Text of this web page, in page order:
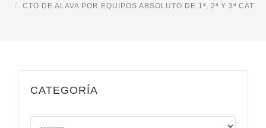
CTO DE ALAVA POR EQUIPOS ABSOLUTO DE 1ª, 2ª Y 3ª CAT
CATEGORÍA